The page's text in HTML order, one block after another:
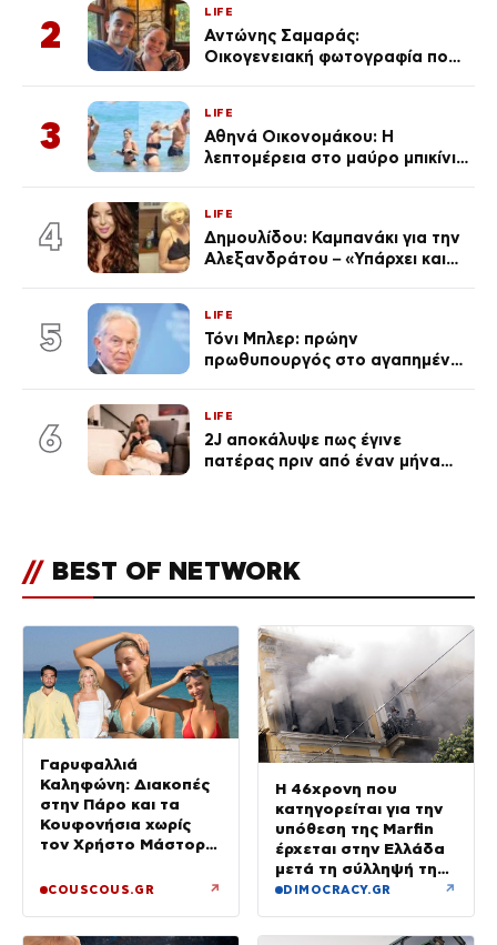
2
LIFE
Αντώνης Σαμαράς:
Οικογενειακή φωτογραφία που
Λένας
3
LIFE
Αθηνά Οικονομάκου: Η
λεπτομέρεια στο μαύρο μπικίνι
(φωτογραφίες)
4
LIFE
Δημουλίδου: Καμπανάκι για την
Αλεξανδράτου – «Υπάρχει και
5
LIFE
Τόνι Μπλερ: πρώην
πρωθυπουργός στο αγαπημένο
6
LIFE
2J αποκάλυψε πως έγινε
πατέρας πριν από έναν μήνα
// BEST OF NETWORK
Γαρυφαλλιά
Καληφώνη: Διακοπές
στην Πάρο και τα
Κουφονήσια χωρίς
τον Χρήστο Μάστορα
COUSCOUS.GR ↗
Η 46χρονη που
κατηγορείται για την
υπόθεση της Marfin
έρχεται στην Ελλάδα
μετά τη σύλληψή της
στο Λονδίνο
DIMOCRACY.GR ↗